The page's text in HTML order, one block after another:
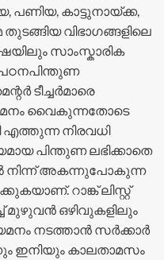
പണിയ, കാട്ടുനായ്ക്ക,
വിഭാഗങ്ങളിലെ
സാംസ്കാരിക
ടീച്ചർമാരെ
വൈകുന്നതോടെ
നിരവധി
പിന്തുണ ലഭിക്കാതെ
നിന്ന് അകന്നുപോകുന്ന
റാങ്ക് ലിസ്റ്റ്
മുഴുവൻ ഒഴിവുകളിലും
നടത്താൻ സർക്കാർ
ഇനിയും കാലതാമസം